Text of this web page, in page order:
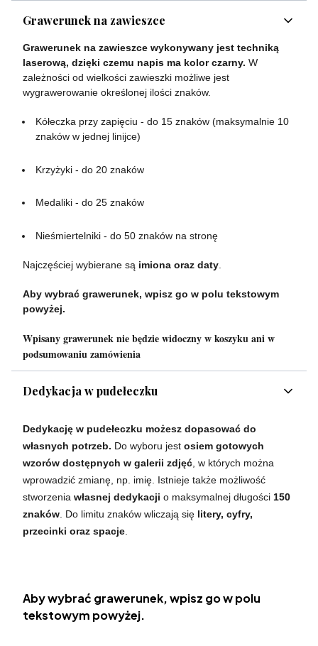
Grawerunek na zawieszce
Grawerunek na zawieszce wykonywany jest techniką
laserową, dzięki czemu napis ma kolor czarny. W
zależności od wielkości zawieszki możliwe jest
wygrawerowanie określonej ilości znaków.
Kółeczka przy zapięciu - do 15 znaków (maksymalnie 10
znaków w jednej linijce)
Krzyżyki - do 20 znaków
Medaliki - do 25 znaków
Nieśmiertelniki - do 50 znaków na stronę
Najczęściej wybierane są imiona oraz daty
Aby wybrać grawerunek, wpisz go w polu tekstowym
powyżej.
Wpisany grawerunek nie będzie widoczny w koszyku ani w
podsumowaniu zamówienia
Dedykacja w pudełeczku
Dedykację w pudełeczku możesz dopasować do
własnych potrzeb. Do wyboru jest osiem gotowych
wzorów dostępnych w galerii zdjęć , w których można
wprowadzić zmianę, np. imię. Istnieje także możliwość
stworzenia własnej dedykacji o maksymalnej długości 150
znaków . Do limitu znaków wliczają się litery, cyfry,
przecinki oraz spacje
Aby wybrać grawerunek, wpisz go w polu
tekstowym powyżej.